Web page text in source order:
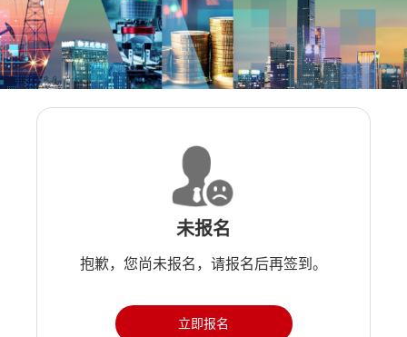
未报名
抱歉，您尚未报名，请报名后再签到。
立即报名